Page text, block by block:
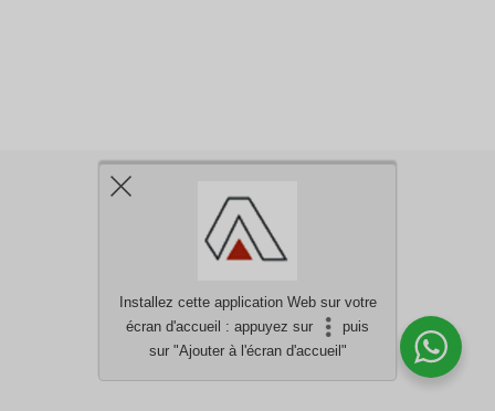
Besoin d'aide?discutez avec nous
Installez cette application Web sur votre
écran d'accueil : appuyez sur
puis
sur "Ajouter à l'écran d'accueil"